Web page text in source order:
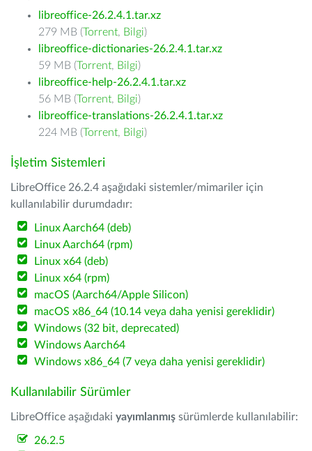
libreoffice-26.2.4.1.tar.xz
279 MB (Torrent, Bilgi)
libreoffice-dictionaries-26.2.4.1.tar.xz
59 MB (Torrent, Bilgi)
libreoffice-help-26.2.4.1.tar.xz
56 MB (Torrent, Bilgi)
libreoffice-translations-26.2.4.1.tar.xz
224 MB (Torrent, Bilgi)
İşletim Sistemleri
LibreOffice 26.2.4 aşağıdaki sistemler/mimariler için
kullanılabilir durumdadır:
Linux Aarch64 (deb)
Linux Aarch64 (rpm)
Linux x64 (deb)
Linux x64 (rpm)
macOS (Aarch64/Apple Silicon)
macOS x86_64 (10.14 veya daha yenisi gereklidir)
Windows (32 bit, deprecated)
Windows Aarch64
Windows x86_64 (7 veya daha yenisi gereklidir)
Kullanılabilir Sürümler
LibreOffice aşağıdaki yayımlanmış sürümlerde kullanılabilir:
26.2.5